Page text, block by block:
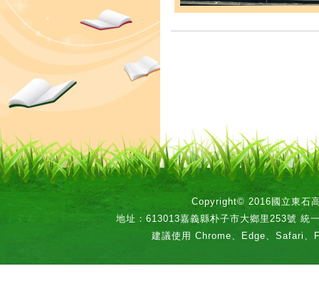
Copyright© 2016國立東石
地址：613013嘉義縣朴子市大鄉里253號 統
建議使用 Chrome、Edge、Safari